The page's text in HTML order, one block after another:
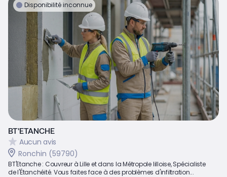
Disponibilité inconnue
BT'ETANCHE
Aucun avis
Ronchin (59790)
BT'Etanche : Couvreur à Lille et dans la Métropole lilloise, Spécialiste
de l'Étanchéité. Vous faites face à des problèmes d'infiltration...